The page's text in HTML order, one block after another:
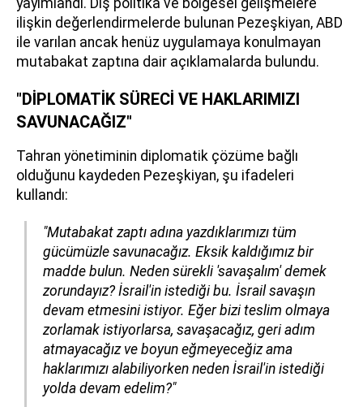
ilişkin değerlendirmelerde bulunan Pezeşkiyan, ABD
ile varılan ancak henüz uygulamaya konulmayan
mutabakat zaptına dair açıklamalarda bulundu.
"DİPLOMATİK SÜRECİ VE HAKLARIMIZI
SAVUNACAĞIZ"
Tahran yönetiminin diplomatik çözüme bağlı
olduğunu kaydeden Pezeşkiyan, şu ifadeleri
kullandı:
"Mutabakat zaptı adına yazdıklarımızı tüm
gücümüzle savunacağız. Eksik kaldığımız bir
madde bulun. Neden sürekli 'savaşalım' demek
zorundayız? İsrail'in istediği bu. İsrail savaşın
devam etmesini istiyor. Eğer bizi teslim olmaya
zorlamak istiyorlarsa, savaşacağız, geri adım
atmayacağız ve boyun eğmeyeceğiz ama
haklarımızı alabiliyorken neden İsrail'in istediği
yolda devam edelim?"